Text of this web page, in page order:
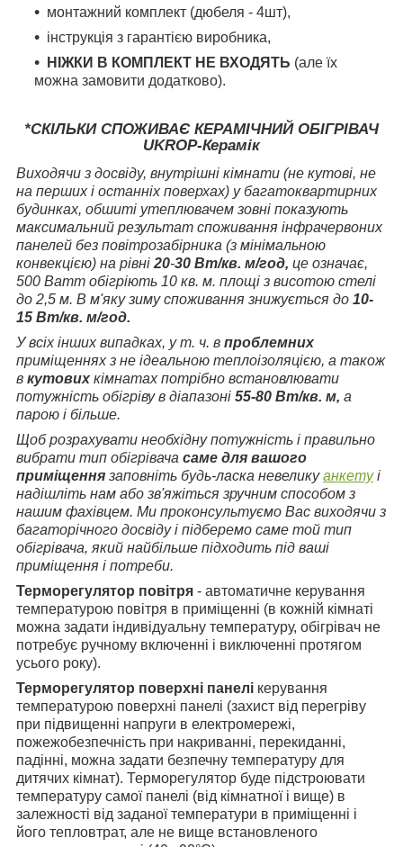
монтажний комплект (дюбеля - 4шт),
інструкція з гарантією виробника,
НІЖКИ В КОМПЛЕКТ НЕ ВХОДЯТЬ (але їх
можна замовити додатково).
*СКІЛЬКИ СПОЖИВАЄ КЕРАМІЧНИЙ ОБІГРІВАЧ
UKROP-Керамік
Виходячи з досвіду, внутрішні кімнати (не кутові, не
на перших і останніх поверхах) у багатоквартирних
будинках, обшиті утеплювачем зовні показують
максимальний результат споживання інфрачервоних
панелей без повітрозабірника (з мінімальною
конвекцією) на рівні 20-30 Вт/кв. м/год, це означає,
500 Ватт обігріють 10 кв. м. площі з висотою стелі
до 2,5 м. В м'яку зиму споживання знижується до 10-
15 Вт/кв. м/год.
У всіх інших випадках, у т. ч. в проблемних
приміщеннях з не ідеальною теплоізоляцією, а також
в кутових кімнатах потрібно встановлювати
потужність обігріву в діапазоні 55-80 Вт/кв. м, а
парою і більше.
Щоб розрахувати необхідну потужність і правильно
вибрати тип обігрівача саме для вашого
приміщення заповніть будь-ласка невеликуанкетуі
надішліть нам або зв'яжіться зручним способом з
нашим фахівцем. Ми проконсультуємо Вас виходячи з
багаторічного досвіду і підберемо саме той тип
обігрівача, який найбільше підходить під ваші
приміщення і потреби.
Терморегулятор повітря - автоматичне керування
температурою повітря в приміщенні (в кожній кімнаті
можна задати індивідуальну температуру, обігрівач не
потребує ручному включенні і виключенні протягом
усього року).
Терморегулятор поверхні панелі керування
температурою поверхні панелі (захист від перегріву
при підвищенні напруги в електромережі,
пожежобезпечність при накриванні, перекиданні,
падінні, можна задати безпечну температуру для
дитячих кімнат). Терморегулятор буде підстроювати
температуру самої панелі (від кімнатної і вище) в
залежності від заданої температури в приміщенні і
його тепловтрат, але не вище встановленого